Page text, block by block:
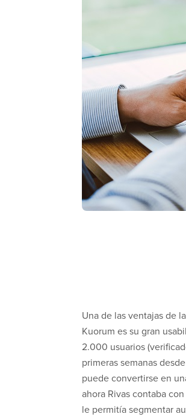
Una de las ventajas de
Kuorum es su gran
2.000 usuarios
primeras semanas
puede convertirse en
ahora Rivas contaba
le permitía segmentar